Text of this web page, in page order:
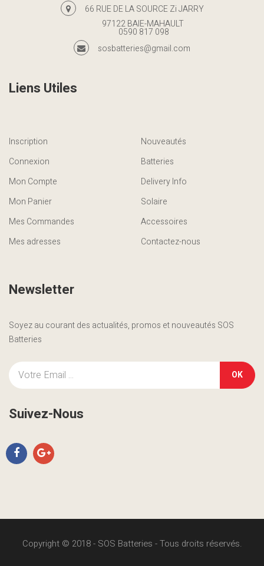
66 RUE DE LA SOURCE Zi JARRY
97122 BAIE-MAHAULT
0590 817 098
sosbatteries@gmail.com
Liens Utiles
Inscription
Connexion
Mon Compte
Mon Panier
Mes Commandes
Mes adresses
Nouveautés
Batteries
Delivery Info
Solaire
Accessoires
Contactez-nous
Newsletter
Soyez au courant des actualités, promos et nouveautés SOS
Batteries
OK
Suivez-Nous
Copyright © 2018 - SOS Batteries - Tous droits réservés.